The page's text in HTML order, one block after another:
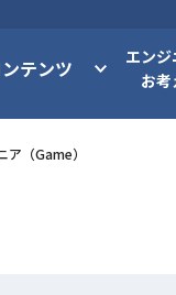
テンツ
エン
お
ア（Game）